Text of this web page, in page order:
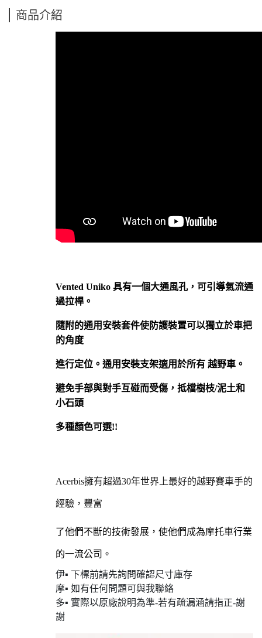
商品介紹
Vented Uniko 具有一個大通風孔，可引導氣流通
過拉桿。
隨附的通用安裝套件使防護裝置可以獨立於車把
的角度
進行定位。通用安裝支架適用於所有 越野車。
避免手部與對手互碰而受傷，抵檔樹枝/泥土和
小石頭
多種顏色可選!!
Acerbis擁有超過30年世界上最好的越野賽車手的
經驗， 豐富
了他們不斷的技術發展，使他們成為摩托車行業
的一流公司。
伊▪ 下標前請先詢問確認尺寸庫存
摩▪ 如有任何問題可與我聯絡
多▪ 實際以原廠說明為準-若有疏漏涵請指正-謝
謝